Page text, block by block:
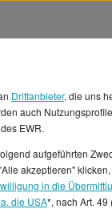
in
Drittanbieter, die uns
auch
EWR.
aufgeführten
akzeptieren"
in die
die USA*, nach Art. 49